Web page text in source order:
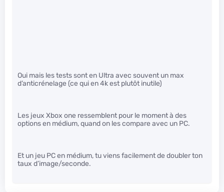
Oui mais les tests sont en Ultra avec souvent un max
d’anticrénelage (ce qui en 4k est plutôt inutile)
Les jeux Xbox one ressemblent pour le moment à des
options en médium, quand on les compare avec un PC.
Et un jeu PC en médium, tu viens facilement de doubler ton
taux d’image/seconde.